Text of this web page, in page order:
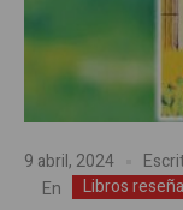
9 abril, 2024
En Libros